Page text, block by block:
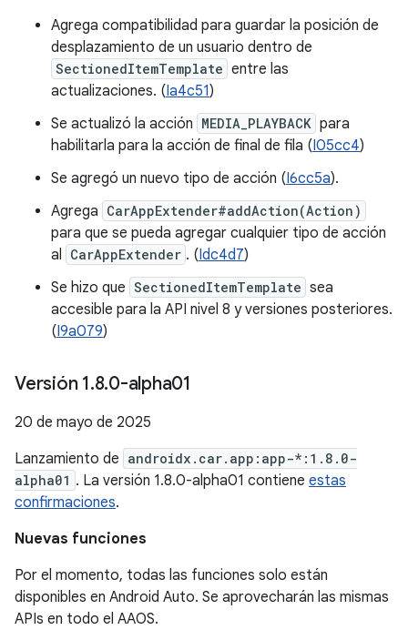
Agrega compatibilidad para guardar la posición de
desplazamiento de un usuario dentro de
SectionedItemTemplate entre las
actualizaciones. (Ia4c51)
Se actualizó la acción MEDIA_PLAYBACK para
habilitarla para la acción de final de fila (I05cc4)
Se agregó un nuevo tipo de acción (I6cc5a).
Agrega CarAppExtender#addAction(Action)
para que se pueda agregar cualquier tipo de acción
al CarAppExtender . (Idc4d7)
Se hizo que SectionedItemTemplate sea
accesible para la API nivel 8 y versiones posteriores.
(I9a079)
Versión 1.8.0-alpha01
20 de mayo de 2025
Lanzamiento de androidx.car.app:app-*:1.8.0-
alpha01 . La versión 1.8.0-alpha01 contiene estas
confirmaciones.
Nuevas funciones
Por el momento, todas las funciones solo están
disponibles en Android Auto. Se aprovecharán las mismas
APIs en todo el AAOS.